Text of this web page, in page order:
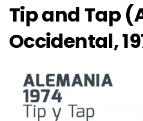
Tip and Tap
Occidental,